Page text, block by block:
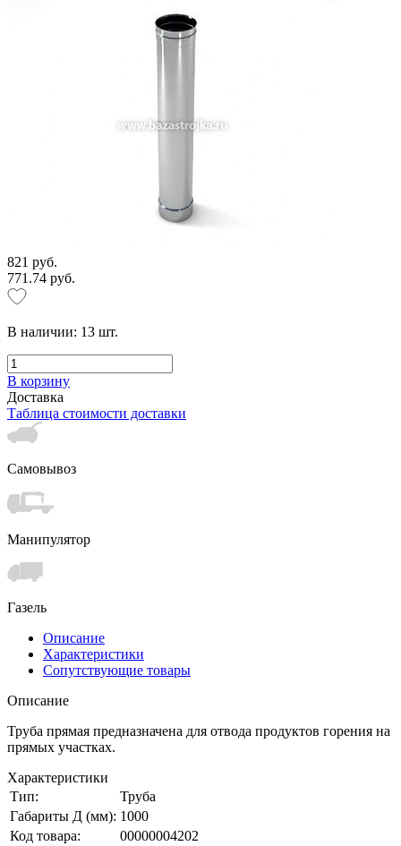
821 руб.
771.74 руб.
В наличии: 13 шт.
В корзину
Доставка
Таблица стоимости доставки
Самовывоз
Манипулятор
Газель
Описание
Характеристики
Сопутствующие товары
Описание
Труба прямая предназначена для отвода продуктов горения на
прямых участках.
Характеристики
Тип:
Труба
Габариты Д (мм): 1000
Код товара:
00000004202